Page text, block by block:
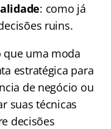
: como já
ruins.
que uma moda
estratégica para
de negócio ou
suas técnicas
decisões